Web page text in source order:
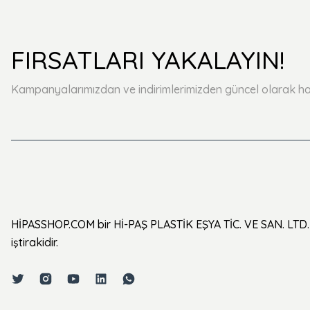
FIRSATLARI YAKALAYIN!
Kampanyalarımızdan ve indirimlerimizden güncel olarak
HİPASSHOP.COM bir Hİ-PAŞ PLASTİK EŞYA TİC. VE SAN.
iştirakidir.